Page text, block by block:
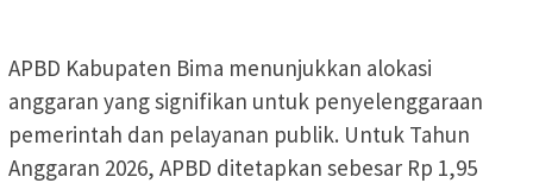
APBD Kabupaten Bima menunjukkan alokasi
anggaran yang signifikan untuk penyelenggaraan
pemerintah dan pelayanan publik. Untuk Tahun
Anggaran 2026, APBD ditetapkan sebesar Rp 1,95